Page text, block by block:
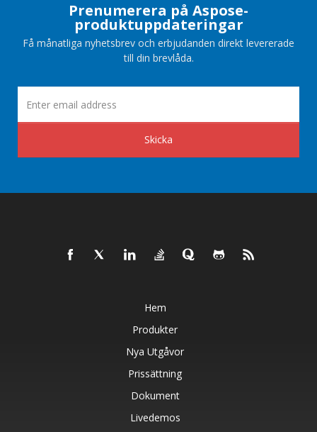
Prenumerera på Aspose-
produktuppdateringar
Få månatliga nyhetsbrev och erbjudanden direkt levererade
till din brevlåda.
Skicka
Hem
Produkter
Nya Utgåvor
Prissättning
Dokument
Livedemos